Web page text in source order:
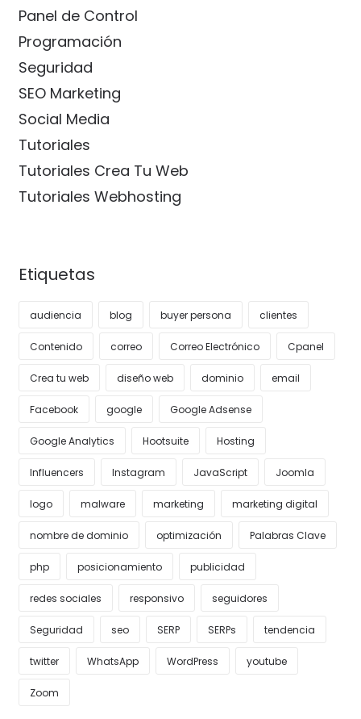
Panel de Control
Programación
Seguridad
SEO Marketing
Social Media
Tutoriales
Tutoriales Crea Tu Web
Tutoriales Webhosting
Etiquetas
audiencia blog buyer persona clientes
Contenido correo Correo Electrónico Cpanel
Crea tu web diseño web dominio email
Facebook google Google Adsense
Google Analytics Hootsuite Hosting
Influencers Instagram JavaScript Joomla
logo malware marketing marketing digital
nombre de dominio optimización Palabras Clave
php posicionamiento publicidad
redes sociales responsivo seguidores
Seguridad seo SERP SERPs tendencia
twitter WhatsApp WordPress youtube
Zoom